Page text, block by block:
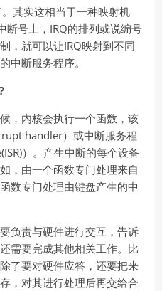
其实这相当于一种映射机
断号上，IRQ的排列或说编号
，就可以让IRQ映射到不同
中断服务程序。
，内核会执行一个函数，该
handler）或中断服务程
）。产生中断的每个设备
，由一个函数专门处理来自
数专门处理由键盘产生的中
负责与硬件进行交互，告诉
需要完成其他相关工作。比
了要对硬件应答，还要把来
，对其进行处理后再交给合